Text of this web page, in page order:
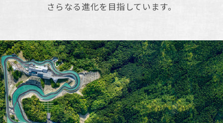
さらなる進化を目指しています。